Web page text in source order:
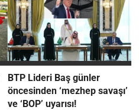
BTP Lideri Baş günler
öncesinden ‘mezhep savaşı’
ve ‘BOP’ uyarısı!